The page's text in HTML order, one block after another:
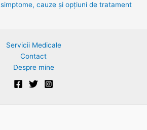
cauze și opțiuni de tratament
Servicii Medicale
Contact
Despre mine